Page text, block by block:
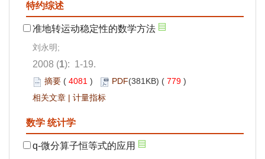
特约综述
准地转运动稳定性的数学方法
刘永明;
2008 (1): 1-19.
摘要 ( 4081 ) PDF(381KB) ( 779 )
相关文章 | 计量指标
数学 统计学
q-微分算子恒等式的应用